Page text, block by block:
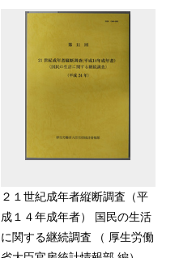
２１世紀成年者縦断調査（平
成１４年成年者） 国民の生活
に関する継続調査
（ 厚生労働